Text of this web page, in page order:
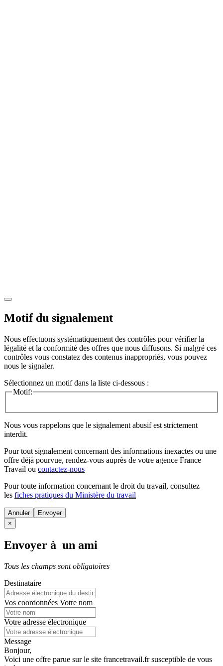
Motif du signalement
Nous effectuons systématiquement des contrôles pour vérifier la
légalité et la conformité des offres que nous diffusons. Si malgré ces
contrôles vous constatez des contenus inappropriés, vous pouvez
nous le signaler.
Sélectionnez un motif dans la liste ci-dessous :
Motif:
Nous vous rappelons que le signalement abusif est strictement
interdit.
Pour tout signalement concernant des informations inexactes ou une
offre déjà pourvue, rendez-vous auprès de votre agence France
Travail ou contactez-nous
Pour toute information concernant le droit du travail, consultez
les fiches pratiques du Ministère du travail
Annuler
×
Envoyer à un ami
Tous les champs sont obligatoires
Destinataire
Vos coordonnées Votre nom
Votre adresse électronique
Message
Bonjour,
Voici une offre parue sur le site francetravail.fr susceptible de vous